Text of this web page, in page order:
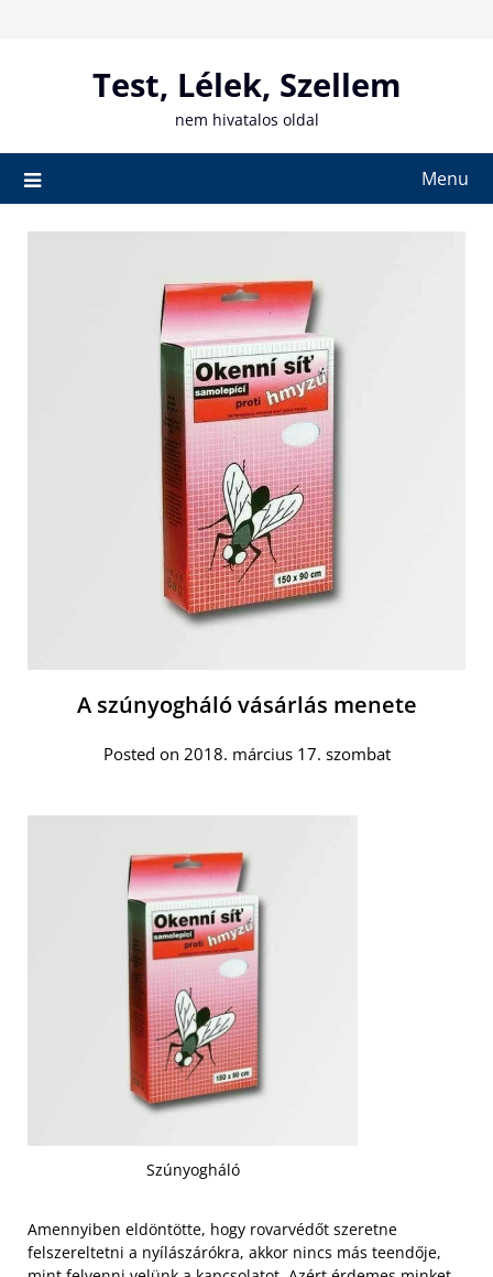
Test, Lélek, Szellem
nem hivatalos oldal
Menu
A szúnyogháló vásárlás menete
Posted on 2018. március 17. szombat
Szúnyogháló
Amennyiben eldöntötte, hogy rovarvédőt szeretne
felszereltetni a nyílászárókra, akkor nincs más teendője,